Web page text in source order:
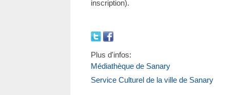
inscription).
Plus d'infos:
Médiathèque de Sanary
Service Culturel de la ville de Sanary